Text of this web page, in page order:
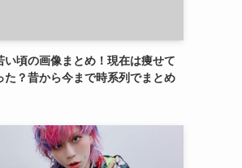
い頃の画像まとめ！現在は痩せて
た？昔から今まで時系列でまとめ